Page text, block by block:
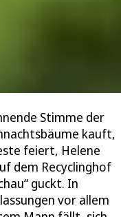
Stimme der
kauft,
feiert, Helene
dem Recyclinghof
guckt. In
vor allem